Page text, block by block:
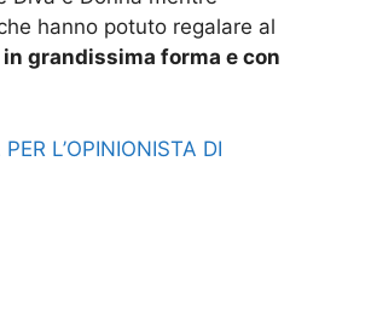
hanno potuto regalare al
grandissima forma e con
L’OPINIONISTA DI